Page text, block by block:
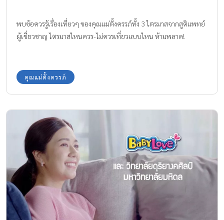
พบข้อควรรู้เรื่องเที่ยวๆ ของคุณแม่ตั้งครรภ์ทั้ง 3 ไตรมาสจากสูติแพทย์
ผู้เชี่ยวชาญ ไตรมาสไหนควร-ไม่ควรเที่ยวแบบไหน ห้ามพลาด!
คุณแม่ตั้งครรภ์